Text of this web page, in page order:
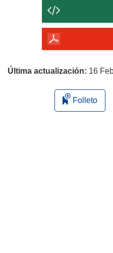
de
página
Última actualización: 16
Folleto